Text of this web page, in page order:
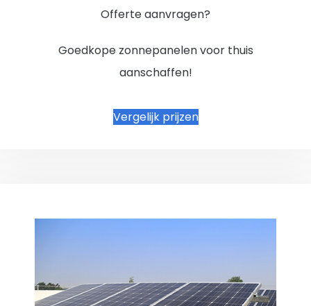
Offerte aanvragen?
Goedkope zonnepanelen voor thuis
aanschaffen!
Vergelijk prijzen